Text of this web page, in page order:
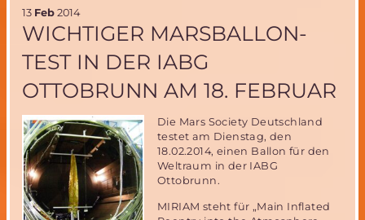
auf
Mars!!
13 Feb 2014
WICHTIGER MARSBALLON-
TEST IN DER IABG
OTTOBRUNN AM 18. FEBRUAR
Die Mars Society Deutschland
testet am Dienstag, den
18.02.2014, einen Ballon für den
Weltraum in der IABG
Ottobrunn.
MIRIAM steht für „Main Inflated